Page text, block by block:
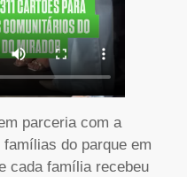
parceria com a
do parque em
cada família recebeu